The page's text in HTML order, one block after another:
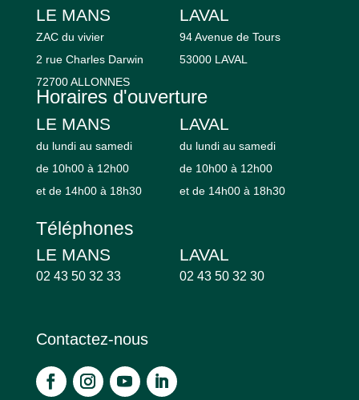
LE MANS
ZAC du vivier
2 rue Charles Darwin
72700 ALLONNES
LAVAL
94 Avenue de Tours
53000 LAVAL
Horaires d'ouverture
LE MANS
du lundi au samedi
de 10h00 à 12h00
et de 14h00 à 18h30
LAVAL
du lundi au samedi
de 10h00 à 12h00
et de 14h00 à 18h30
Téléphones
LE MANS
02 43 50 32 33
LAVAL
02 43 50 32 30
Contactez-nous